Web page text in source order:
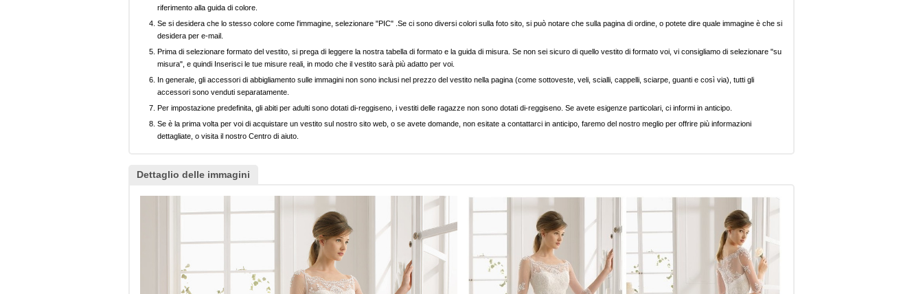
riferimento alla guida di colore.
Se si desidera che lo stesso colore come l'immagine, selezionare "PIC" .Se ci sono diversi colori sulla foto sito, si può notare che sulla pagina di ordine, o potete dire quale immagine è che si
desidera per e-mail.
Prima di selezionare formato del vestito, si prega di leggere la nostra tabella di formato e la guida di misura. Se non sei sicuro di quello vestito di formato voi, vi consigliamo di selezionare "su
misura", e quindi Inserisci le tue misure reali, in modo che il vestito sarà più adatto per voi.
In generale, gli accessori di abbigliamento sulle immagini non sono inclusi nel prezzo del vestito nella pagina (come sottoveste, veli, scialli, cappelli, sciarpe, guanti e così via), tutti gli
accessori sono venduti separatamente.
Per impostazione predefinita, gli abiti per adulti sono dotati di-reggiseno, i vestiti delle ragazze non sono dotati di-reggiseno. Se avete esigenze particolari, ci informi in anticipo.
Se è la prima volta per voi di acquistare un vestito sul nostro sito web, o se avete domande, non esitate a contattarci in anticipo, faremo del nostro meglio per offrire più informazioni
dettagliate, o visita il nostro Centro di aiuto.
Dettaglio delle immagini